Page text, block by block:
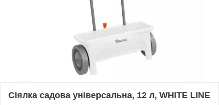
Сіялка садова універсальна, 12 л, WHITE LINE